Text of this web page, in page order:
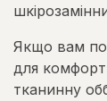
Якщо вам
для
тканинну